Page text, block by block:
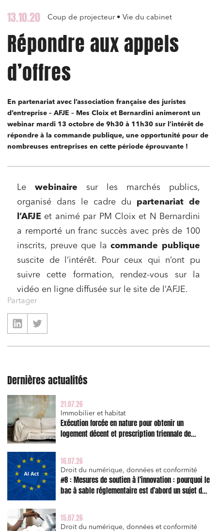
13.10.20 Coup de projecteur • Vie du cabinet
Répondre aux appels
d’offres
En partenariat avec l’association française des juristes
d’entreprise – AFJE – Mes Cloix et Bernardini animeront un
webinar mardi 13 octobre de 9h30 à 11h30 sur l’intérêt de
répondre à la commande publique, une opportunité pour de
nombreuses entreprises en cette période éprouvante !
Le webinaire sur les marchés publics,
organisé dans le cadre du partenariat de
l’AFJE et animé par PM Cloix et N Bernardini
a remporté un franc succès avec près de 100
inscrits, preuve que lacommande publique
suscite de l’intérêt. Pour ceux qui n’ont pu
suivre cette formation, rendez-vous sur la
vidéo en ligne diffusée sur le site de l’AFJE.
Partager
Dernières actualités
21.07.26
Immobilier et habitat
Exécution forcée en nature pour obtenir un
logement décent et prescription triennale de
16.07.26
Droit du numérique, données et conformité
#8 : Mesures de soutien à l’innovation : pourquoi le
bac à sable réglementaire est d’abord un sujet de
15.07.26
Droit du numérique, données et conformité